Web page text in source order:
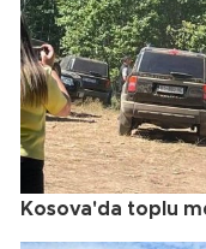
Kosova'da toplu